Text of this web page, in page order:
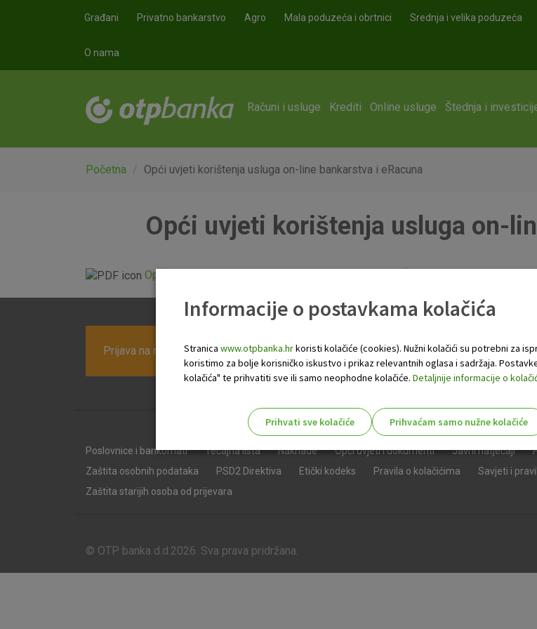
Građani Privatno bankarstvo Agro Mala poduzeća i obrtnici Srednja i velika poduzeća
O nama
Računi i usluge Krediti Online usluge Štednja i
Početna Opći uvjeti korištenja usluga on-line bankarstva i eRacuna
Opći uvjeti korištenja usluga on-
Opći uvjeti korištenja usluga on-line bankarstva i eRAČUN (1).pdf
Prijava na newsletter OTP banke
Poslovnice i bankomati Tečajna lista Naknade Opći uvjeti i dokumenti Javni natječaji
Zaštita osobnih podataka
PSD2 Direktiva Etički kodeks Pravila o kolačićima
Savjeti i
Zaštita starijih osoba od prijevara
© OTP banka d.d.2026. Sva prava pridržana.
Informacije o postavkama kolačića
Stranica www.otpbanka.hrkoristi kolačiće (cookies). Nužni kolačići su potrebni za
koristimo za bolje korisničko iskustvo i prikaz relevantnih oglasa i sadržaja.
kolačića" te prihvatiti sve ili samo neophodne kolačiće. Detaljnije informacije o
Prihvati sve kolačiće Prihvaćam samo nužne kolačiće